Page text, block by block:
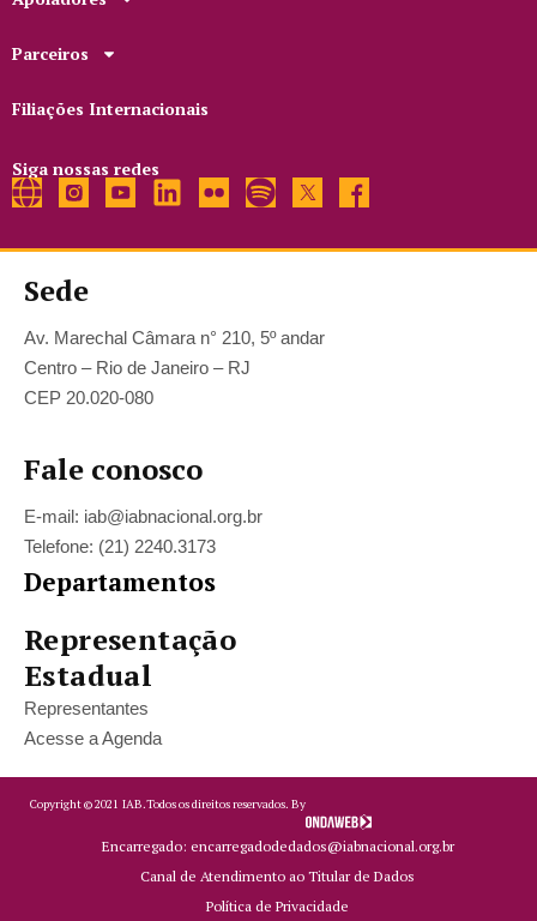
Parceiros
Filiações Internacionais
Siga nossas redes
Sede
Av. Marechal Câmara n° 210, 5º andar
Centro – Rio de Janeiro – RJ
CEP 20.020-080
Fale conosco
E-mail: iab@iabnacional.org.br
Telefone: (21) 2240.3173
Departamentos
Representação
Estadual
Representantes
Acesse a Agenda
Copyright ©2021 IAB.Todos os direitos reservados. By
Encarregado: encarregadodedados@iabnacional.org.br
Canal de Atendimento ao Titular de Dados
Política de Privacidade